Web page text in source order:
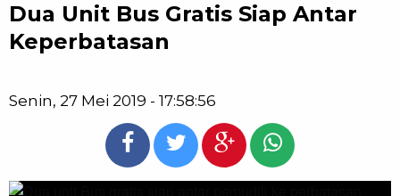
Dua Unit Bus Gratis Siap Antar
Keperbatasan
Senin, 27 Mei 2019 - 17:58:56